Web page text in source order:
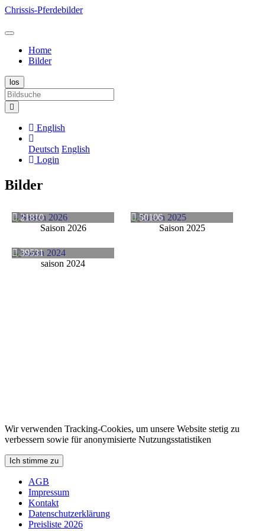
Chrissis-Pferdebilder
Home
Bilder
English
Deutsch English
Login
Bilder
21810
Saison 2026
50106
Saison 2025
39531
saison 2024
Wir verwenden Tracking-Cookies, um unsere Website stetig zu
verbessern sowie für anonymisierte Nutzungsstatistiken
Ich stimme zu
AGB
Impressum
Kontakt
Datenschutzerklärung
Preisliste 2026